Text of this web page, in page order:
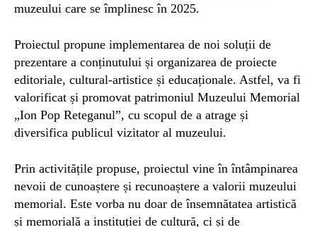
muzeului care se împlinesc în 2025.
Proiectul propune implementarea de noi soluții de
prezentare a conținutului și organizarea de proiecte
editoriale, cultural-artistice și educaționale. Astfel, va fi
valorificat și promovat patrimoniul Muzeului Memorial
„Ion Pop Reteganul”, cu scopul de a atrage și
diversifica publicul vizitator al muzeului.
Prin activitățile propuse, proiectul vine în întâmpinarea
nevoii de cunoaștere și recunoaștere a valorii muzeului
memorial. Este vorba nu doar de însemnătatea artistică
și memorială a instituției de cultură, ci și de